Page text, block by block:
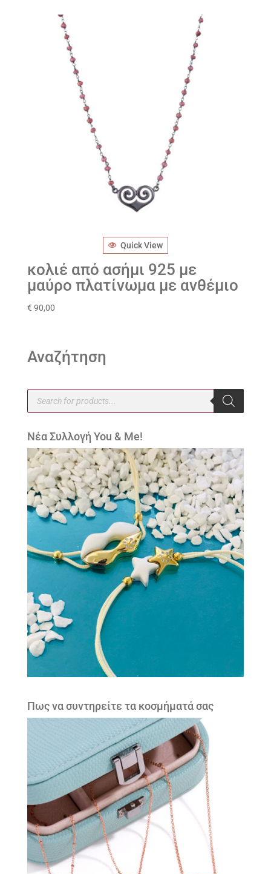
Quick View
κολιέ από ασήμι 925 με
μαύρο πλατίνωμα με ανθέμιο
€ 90,00
Αναζήτηση
Products
search
Νέα Συλλογή You & Me!
Πως να συντηρείτε τα κοσμήματά σας